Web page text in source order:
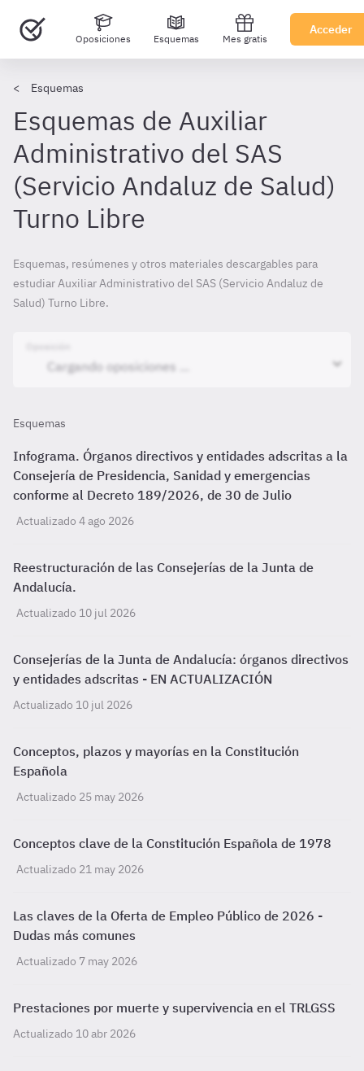
Oposiciones Esquemas Mes gratis
Acceder
Esquemas
Esquemas de Auxiliar
Administrativo del SAS
(Servicio Andaluz de Salud)
Turno Libre
Esquemas, resúmenes y otros materiales descargables para
estudiar Auxiliar Administrativo del SAS (Servicio Andaluz de
Salud) Turno Libre.
Esquemas
Infograma. Órganos directivos y entidades adscritas a la
Consejería de Presidencia, Sanidad y emergencias
conforme al Decreto 189/2026, de 30 de Julio
Actualizado 4 ago 2026
Reestructuración de las Consejerías de la Junta de
Andalucía.
Actualizado 10 jul 2026
Consejerías de la Junta de Andalucía: órganos directivos
y entidades adscritas - EN ACTUALIZACIÓN
Actualizado 10 jul 2026
Conceptos, plazos y mayorías en la Constitución
Española
Actualizado 25 may 2026
Conceptos clave de la Constitución Española de 1978
Actualizado 21 may 2026
Las claves de la Oferta de Empleo Público de 2026 -
Dudas más comunes
Actualizado 7 may 2026
Prestaciones por muerte y supervivencia en el TRLGSS
Actualizado 10 abr 2026